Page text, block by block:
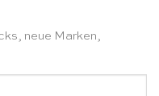
neue Marken,